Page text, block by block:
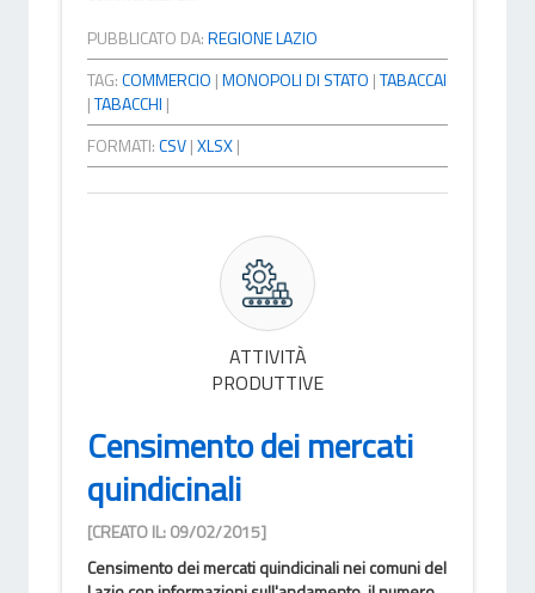
PUBBLICATO DA:REGIONE LAZIO
TAG:COMMERCIO |MONOPOLI DI STATO |TABACCAI
|TABACCHI |
FORMATI:CSV|XLSX|
ATTIVITÀ
PRODUTTIVE
Censimento dei mercati
quindicinali
[CREATO IL: 09/02/2015]
Censimento dei mercati quindicinali nei comuni del